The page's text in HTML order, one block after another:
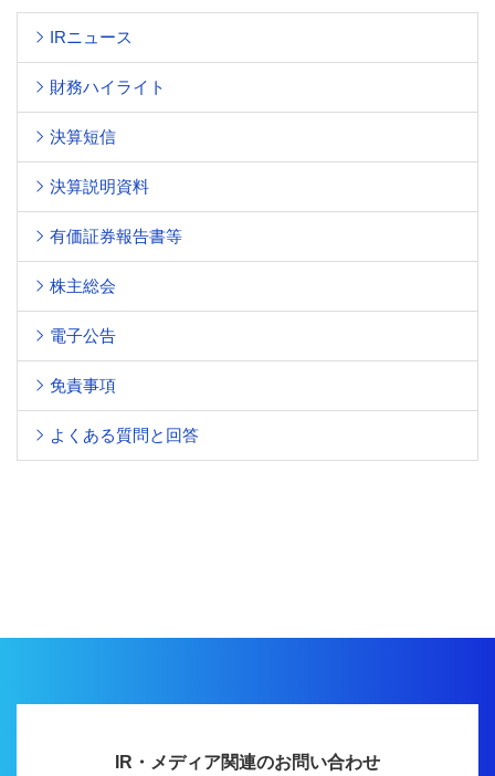
IRニュース
財務ハイライト
決算短信
決算説明資料
有価証券報告書等
株主総会
電子公告
免責事項
よくある質問と回答
IR・メディア関連のお問い合わせ